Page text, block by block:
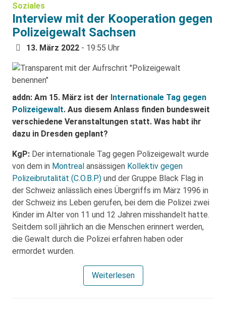
Soziales
Interview mit der Kooperation gegen
Polizeigewalt Sachsen
13. März 2022 - 19:55 Uhr
addn: Am 15. März ist der Internationale Tag gegen
Polizeigewalt. Aus diesem Anlass finden bundesweit
verschiedene Veranstaltungen statt. Was habt ihr
dazu in Dresden geplant?
KgP: Der internationale Tag gegen Polizeigewalt wurde
von dem in Montreal ansässigen Kollektiv gegen
Polizeibrutalität (C.O.B.P.) und der Gruppe Black Flag in
der Schweiz anlässlich eines Übergriffs im März 1996 in
der Schweiz ins Leben gerufen, bei dem die Polizei zwei
Kinder im Alter von 11 und 12 Jahren misshandelt hatte.
Seitdem soll jährlich an die Menschen erinnert werden,
die Gewalt durch die Polizei erfahren haben oder
ermordet wurden.
Weiterlesen